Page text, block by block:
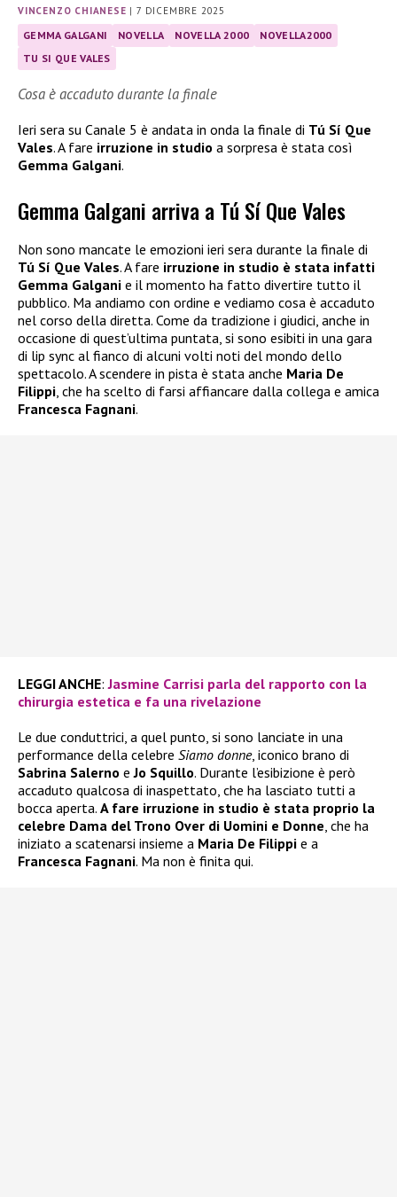
VINCENZO CHIANESE |7 DICEMBRE 2025
GEMMA GALGANI NOVELLA NOVELLA 2000
NOVELLA2000
TU SI QUE VALES
Cosa è accaduto durante la finale
Ieri sera su Canale 5 è andata in onda la finale di Tú Sí Que
Vales. A fare irruzione in studio a sorpresa è stata così
Gemma Galgani.
Gemma Galgani arriva a Tú Sí Que Vales
Non sono mancate le emozioni ieri sera durante la finale di
Tú Sí Que Vales. A fare irruzione in studio è stata infatti
Gemma Galgani e il momento ha fatto divertire tutto il
pubblico. Ma andiamo con ordine e vediamo cosa è accaduto
nel corso della diretta. Come da tradizione i giudici, anche in
occasione di quest’ultima puntata, si sono esibiti in una gara
di lip sync al fianco di alcuni volti noti del mondo dello
spettacolo. A scendere in pista è stata anche Maria De
Filippi , che ha scelto di farsi affiancare dalla collega e amica
Francesca Fagnani.
LEGGI ANCHE:Jasmine Carrisi parla del rapporto con la
chirurgia estetica e fa una rivelazione
Le due conduttrici, a quel punto, si sono lanciate in una
performance della celebre Siamo donne, iconico brano di
Sabrina Salerno eJo Squillo. Durante l’esibizione è però
accaduto qualcosa di inaspettato, che ha lasciato tutti a
bocca aperta. A fare irruzione in studio è stata proprio la
celebre Dama del Trono Over di Uomini e Donne , che ha
iniziato a scatenarsi insieme a Maria De Filippi e a
Francesca Fagnani. Ma non è finita qui.